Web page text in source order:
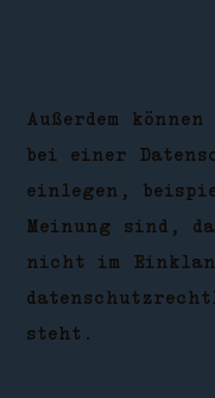
Außerdem
bei einer
einlegen,
Meinung sind,
nicht im
steht.